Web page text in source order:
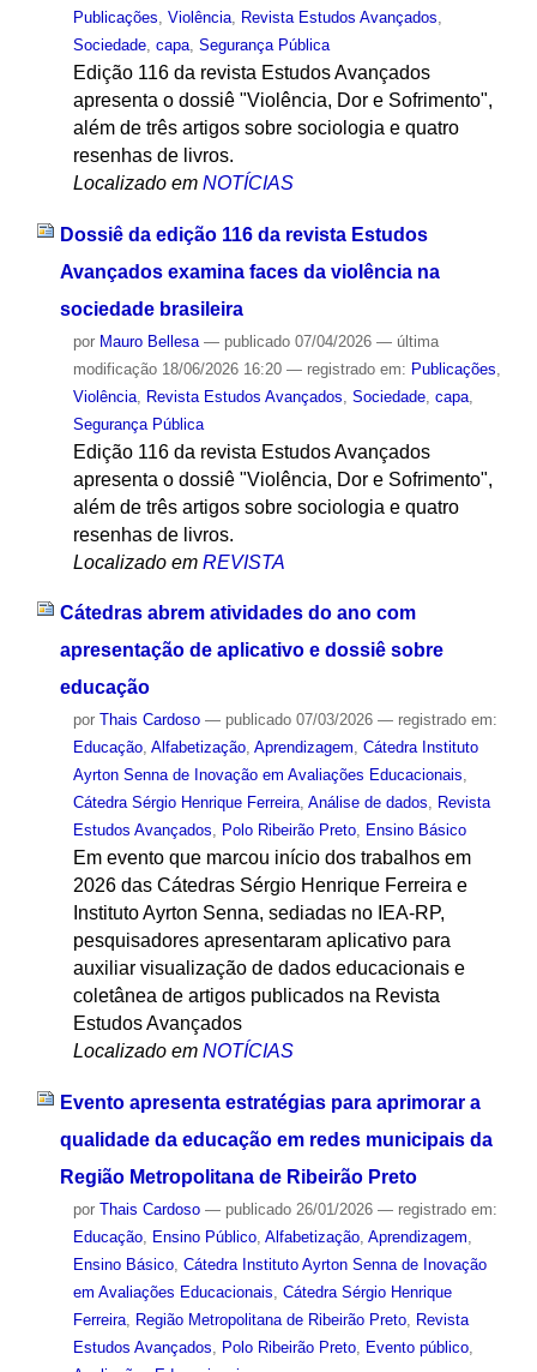
Publicações Violência, Revista Estudos Avançados
Sociedade, capa, Segurança Pública
Edição 116 da revista Estudos Avançados
apresenta o dossiê "Violência, Dor e Sofrimento",
além de três artigos sobre sociologia e quatro
resenhas de livros.
Localizado em NOTÍCIAS
Dossiê da edição 116 da revista Estudos
Avançados examina faces da violência na
sociedade brasileira
por Mauro Bellesa — publicado07/04/2026 — última
modificação18/06/2026 16:20 — registrado em: Publicações
Violência, Revista Estudos Avançados Sociedade, capa,
Segurança Pública
Edição 116 da revista Estudos Avançados
apresenta o dossiê "Violência, Dor e Sofrimento",
além de três artigos sobre sociologia e quatro
resenhas de livros.
Localizado em REVISTA
Cátedras abrem atividades do ano com
apresentação de aplicativo e dossiê sobre
educação
por Thais Cardoso — publicado07/03/2026 — registrado em:
Educação, Alfabetização, Aprendizagem, Cátedra Instituto
Ayrton Senna de Inovação em Avaliações Educacionais,
Cátedra Sérgio Henrique Ferreira, Análise de dados, Revista
Estudos Avançados, Polo Ribeirão Preto, Ensino Básico
Em evento que marcou início dos trabalhos em
2026 das Cátedras Sérgio Henrique Ferreira e
Instituto Ayrton Senna, sediadas no IEA-RP,
pesquisadores apresentaram aplicativo para
auxiliar visualização de dados educacionais e
coletânea de artigos publicados na Revista
Estudos Avançados
Localizado em NOTÍCIAS
Evento apresenta estratégias para aprimorar a
qualidade da educação em redes municipais da
Região Metropolitana de Ribeirão Preto
por Thais Cardoso — publicado26/01/2026 — registrado em:
Educação, Ensino Público, Alfabetização, Aprendizagem,
Ensino Básico, Cátedra Instituto Ayrton Senna de Inovação
em Avaliações Educacionais, Cátedra Sérgio Henrique
Ferreira, Região Metropolitana de Ribeirão Preto, Revista
Estudos Avançados, Polo Ribeirão Preto, Evento público,